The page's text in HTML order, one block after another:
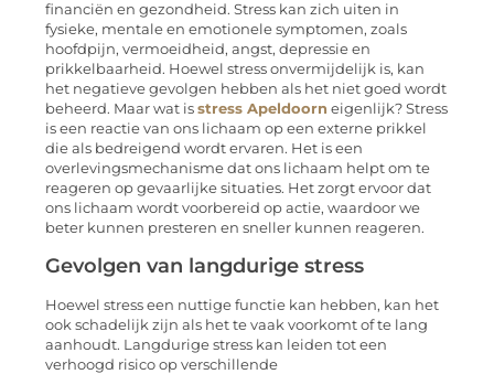
financiën en gezondheid. Stress kan zich uiten in
fysieke, mentale en emotionele symptomen, zoals
hoofdpijn, vermoeidheid, angst, depressie en
prikkelbaarheid. Hoewel stress onvermijdelijk is, kan
het negatieve gevolgen hebben als het niet goed wordt
beheerd. Maar wat is stress Apeldoorn eigenlijk? Stress
is een reactie van ons lichaam op een externe prikkel
die als bedreigend wordt ervaren. Het is een
overlevingsmechanisme dat ons lichaam helpt om te
reageren op gevaarlijke situaties. Het zorgt ervoor dat
ons lichaam wordt voorbereid op actie, waardoor we
beter kunnen presteren en sneller kunnen reageren.
Gevolgen van langdurige stress
Hoewel stress een nuttige functie kan hebben, kan het
ook schadelijk zijn als het te vaak voorkomt of te lang
aanhoudt. Langdurige stress kan leiden tot een
verhoogd risico op verschillende